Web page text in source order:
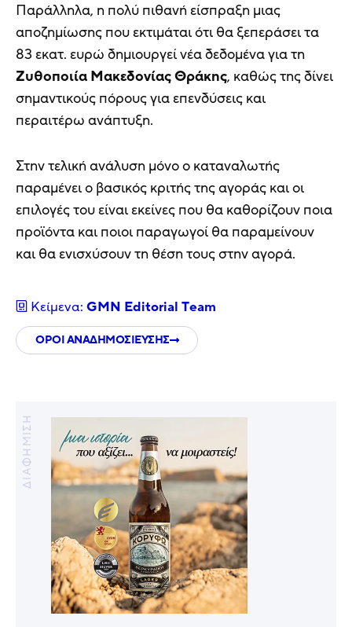
Παράλληλα, η πολύ πιθανή είσπραξη μιας
αποζημίωσης που εκτιμάται ότι θα ξεπεράσει τα
83 εκατ. ευρώ δημιουργεί νέα δεδομένα για τη
Ζυθοποιία Μακεδονίας Θράκης, καθώς της δίνει
σημαντικούς πόρους για επενδύσεις και
περαιτέρω ανάπτυξη.
Στην τελική ανάλυση μόνο ο καταναλωτής
παραμένει ο βασικός κριτής της αγοράς και οι
επιλογές του είναι εκείνες που θα καθορίζουν ποια
προϊόντα και ποιοι παραγωγοί θα παραμείνουν
και θα ενισχύσουν τη θέση τους στην αγορά.
Κείμενα: GMN Editorial Τeam
ΟΡΟΙ ΑΝΑΔΗΜΟΣΙΕΥΣΗΣ
ΔΙΑΦΗΜΙΣΗ